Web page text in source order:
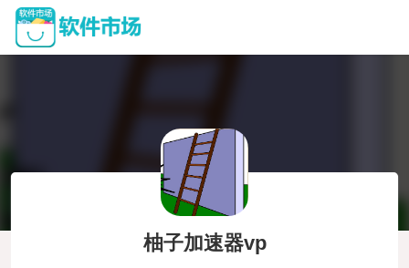
柚子加速器vp